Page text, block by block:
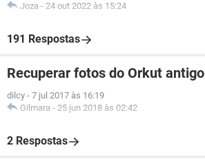
Joza - 24 out 2022 às 15:24
191 Respostas
Recuperar fotos do Orkut antigo
dilcy - 7 jul 2017 às 16:19
Gilmara - 25 jun 2018 às 02:42
2 Respostas